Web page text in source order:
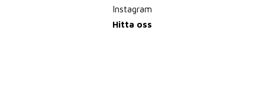
Instagram
Hitta oss